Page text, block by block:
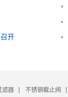
开
滤器 不锈钢截止阀